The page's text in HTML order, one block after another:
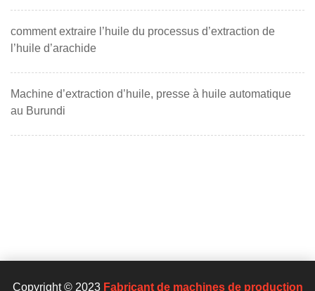
comment extraire l’huile du processus d’extraction de
l’huile d’arachide
Machine d’extraction d’huile, presse à huile automatique
au Burundi
Copyright © 2023 Fabricant de machines de production